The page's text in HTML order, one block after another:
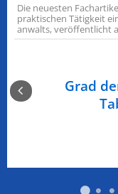
Die neuesten
praktischen Tätigkeit
anwalts, veröffentlicht
am
Grad